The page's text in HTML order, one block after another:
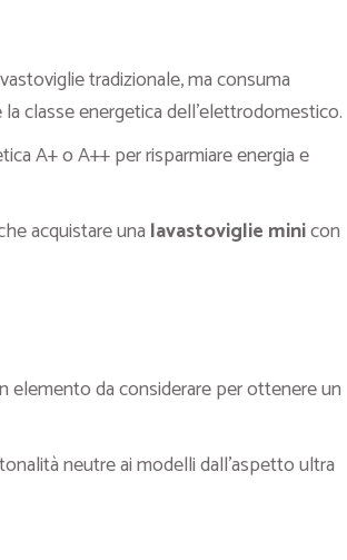
tradizionale, ma consuma
classe energetica dell’elettrodomestico.
A+ o A++ per risparmiare energia e
acquistare unalavastoviglie minicon
elemento da considerare per ottenere un
neutre ai modelli dall’aspetto ultra